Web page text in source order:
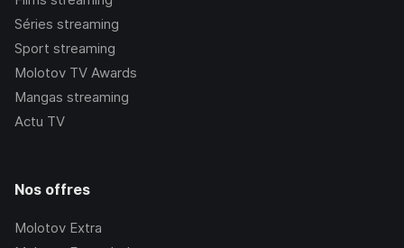
Séries streaming
Sport streaming
Molotov TV Awards
Mangas streaming
Actu TV
Nos offres
Molotov Extra